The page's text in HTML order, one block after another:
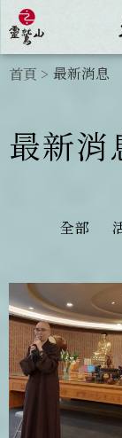
首頁 > 最新消息
最新消
全部